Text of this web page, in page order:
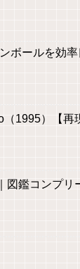
ボールを効
1995）【再
図鑑コンプリ